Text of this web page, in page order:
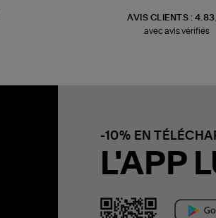
AVIS CLIENTS :
avec avis vérifiés
-10% EN
L'APP